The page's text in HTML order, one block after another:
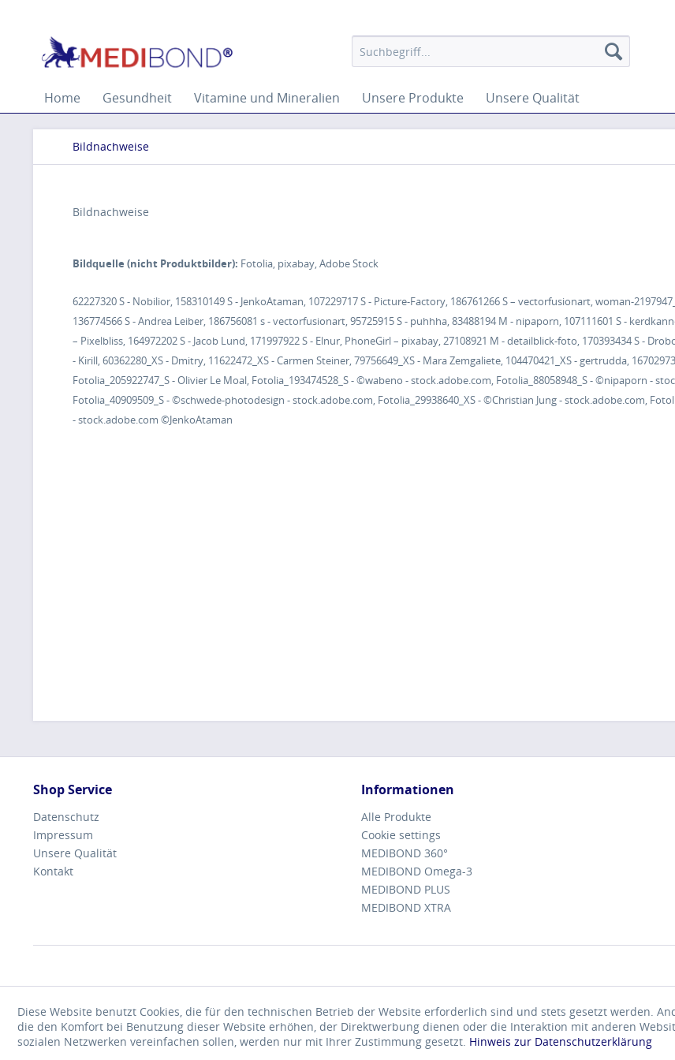
Home Gesundheit Vitamine und Mineralien Unsere Produkte Unsere Qualität
Bildnachweise
Bildnachweise
Bildquelle (nicht Produktbilder): Fotolia, pixabay, Adobe Stock
62227320 S - Nobilior, 158310149 S - JenkoAtaman, 107229717 S - Picture-Factory, 186761266 S – vectorfusionart, woman-
136774566 S - Andrea Leiber, 186756081 s - vectorfusionart, 95725915 S - puhhha, 83488194 M - nipaporn, 107111601 S -
– Pixelbliss, 164972202 S - Jacob Lund, 171997922 S - Elnur, PhoneGirl – pixabay, 27108921 M - detailblick-foto, 170393434 S -
- Kirill, 60362280_XS - Dmitry, 11622472_XS - Carmen Steiner, 79756649_XS - Mara Zemgaliete, 104470421_XS - gertrudda,
Fotolia_205922747_S - Olivier Le Moal, Fotolia_193474528_S - ©wabeno - stock.adobe.com, Fotolia_88058948_S - ©nipaporn -
Fotolia_40909509_S - ©schwede-photodesign - stock.adobe.com, Fotolia_29938640_XS - ©Christian Jung - stock.adobe.com,
- stock.adobe.com ©JenkoAtaman
Shop Service
Datenschutz
Impressum
Unsere Qualität
Kontakt
Informationen
Alle Produkte
Cookie settings
MEDIBOND 360°
MEDIBOND Omega-3
MEDIBOND PLUS
MEDIBOND XTRA
Diese Website benutzt Cookies, die für den technischen Betrieb der Website erforderlich sind und stets gesetzt werden.
die den Komfort bei Benutzung dieser Website erhöhen, der Direktwerbung dienen oder die Interaktion mit anderen
sozialen Netzwerken vereinfachen sollen, werden nur mit Ihrer Zustimmung gesetzt. Hinweis zur Datenschutzerklärung